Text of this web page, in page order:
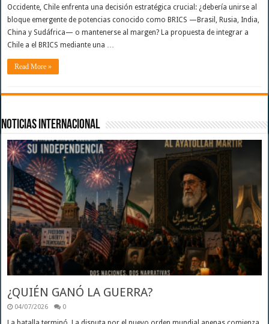
Occidente, Chile enfrenta una decisión estratégica crucial: ¿debería unirse al
bloque emergente de potencias conocido como BRICS —Brasil, Rusia, India,
China y Sudáfrica— o mantenerse al margen? La propuesta de integrar a
Chile a el BRICS mediante una …
Read More »
Noticias Internacional
¿QUIÉN GANÓ LA GUERRA?
04/07/2026 0